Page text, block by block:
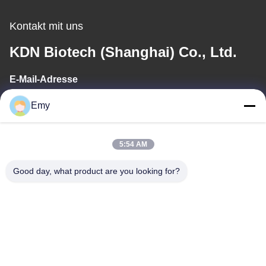
Kontakt mit uns
KDN Biotech (Shanghai) Co., Ltd.
E-Mail-Adresse
panxy@vlandgroup.com
Unsere Adresse
Emy
5:54 AM
Good day, what product are you looking for?